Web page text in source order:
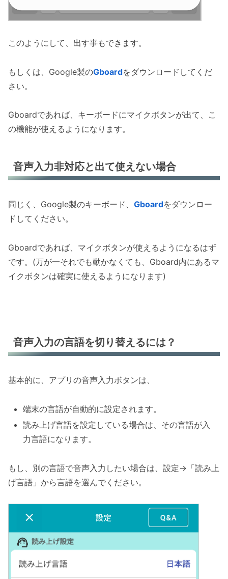
このようにして、出す事もできます。
もしくは、Google製のGboardをダウンロードしてくだ
さい。
Gboardであれば、キーボードにマイクボタンが出て、こ
の機能が使えるようになります。
音声入力非対応と出て使えない場合
同じく、Google製のキーボード、 Gboardをダウンロー
ドしてください。
Gboardであれば、マイクボタンが使えるようになるはず
です。(万が一それでも動かなくても、Gboard内にあるマ
イクボタンは確実に使えるようになります)
音声入力の言語を切り替えるには？
基本的に、アプリの音声入力ボタンは、
端末の言語が自動的に設定されます。
読み上げ言語を設定している場合は、その言語が入
力言語になります。
もし、別の言語で音声入力したい場合は、設定→「読み上
げ言語」から言語を選んでください。